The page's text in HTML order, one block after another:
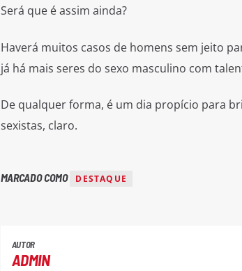
Será que é assim ainda?
Haverá muitos casos de homens sem jeito
já há mais seres do sexo masculino com
De qualquer forma, é um dia propício para
sexistas, claro.
MARCADO COMO DESTAQUE
AUTOR
ADMIN